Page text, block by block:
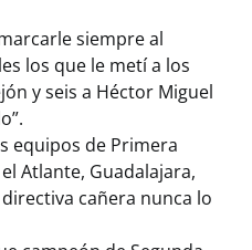
siempre al
los que le metí a los
y seis a Héctor Miguel
equipos de Primera
Atlante, Guadalajara,
cañera nunca lo